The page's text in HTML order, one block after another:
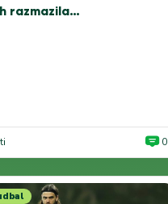
razmazila…
0